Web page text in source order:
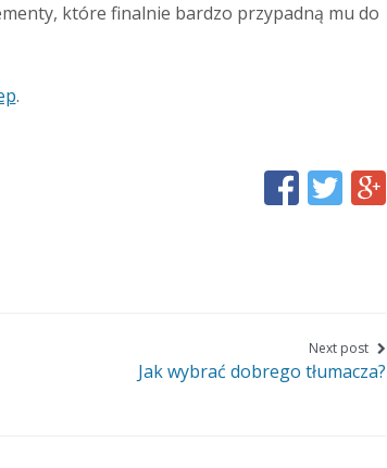
które finalnie bardzo przypadną mu do
.
Share
Share
Share
Next post
Jak wybrać dobrego tłumacza?